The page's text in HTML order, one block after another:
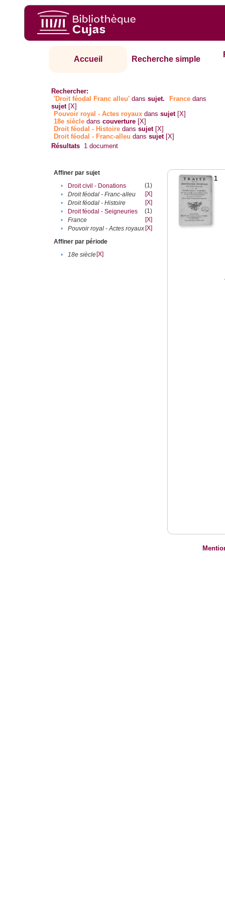
Accueil Recherche simple
Rechercher:
'Droit féodal Franc alleu' danssujet. France dans
sujet [X]
Pouvoir royal - Actes royaux danssujet [X]
18e siècle danscouverture [X]
Droit féodal - Histoire danssujet [X]
Droit féodal - Franc-alleu‎ danssujet [X]
Résultats 1 document
Affiner par sujet
•
Droit civil - Donations
(1)
•
Droit féodal - Franc-alleu‎
[X]
•
Droit féodal - Histoire
[X]
•
Droit féodal - Seigneuries
(1)
•
France
[X]
•
Pouvoir royal - Actes royaux [X]
Affiner par période
•
18e siècle[X]
1